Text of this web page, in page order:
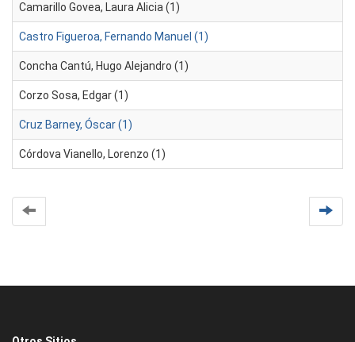
Camarillo Govea, Laura Alicia (1)
Castro Figueroa, Fernando Manuel (1)
Concha Cantú, Hugo Alejandro (1)
Corzo Sosa, Edgar (1)
Cruz Barney, Óscar (1)
Córdova Vianello, Lorenzo (1)